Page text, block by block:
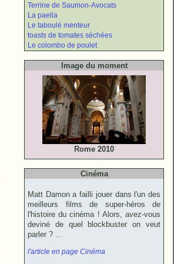
Terrine de Saumon-Avocats
La paella
Le taboulé menteur
toasts de tomates séchées
Le colombo de poulet
Image du moment
Rome 2010
Cinéma
Matt Damon a failli jouer dans l'un des
meilleurs films de super-héros de
l'histoire du cinéma ! Alors, avez-vous
deviné de quel blockbuster on veut
parler ? ...
l'article en page Cinéma